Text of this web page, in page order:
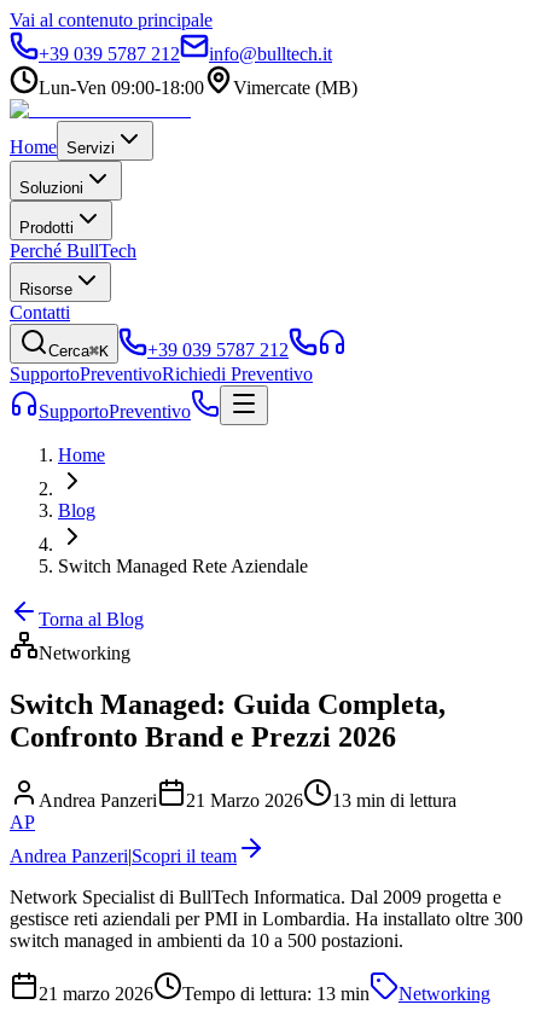
Vai al contenuto principale
+39 039 5787 212
info@bulltech.it
Lun-Ven 09:00-18:00
Vimercate (MB)
Home Servizi
Soluzioni
Prodotti
Perché BullTech
Risorse
Contatti
Cerca⌘K
+39 039 5787 212
SupportoPreventivoRichiedi Preventivo
SupportoPreventivo
Home
Blog
Switch Managed Rete Aziendale
Torna al Blog
Networking
Switch Managed: Guida Completa,
Confronto Brand e Prezzi 2026
Andrea Panzeri 21 Marzo 2026
13 min di lettura
AP
Andrea Panzeri|Scopri il team
Network Specialist di BullTech Informatica. Dal 2009 progetta e
gestisce reti aziendali per PMI in Lombardia. Ha installato oltre 300
switch managed in ambienti da 10 a 500 postazioni.
21 marzo 2026 Tempo di lettura: 13 min
Networking